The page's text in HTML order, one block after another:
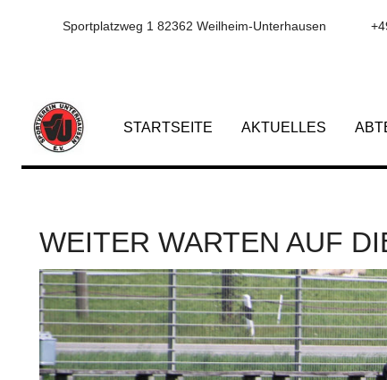
Sportplatzweg 1 82362 Weilheim-Unterhausen
STARTSEITE AKTUELLES
WEITER WARTEN AUF